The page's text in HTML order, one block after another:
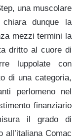
una muscolare
dunque la
mezzi termini la
dritto al cuore di
luppolate con
di una categoria,
perlomeno nel
finanziario
il grado di
Comac